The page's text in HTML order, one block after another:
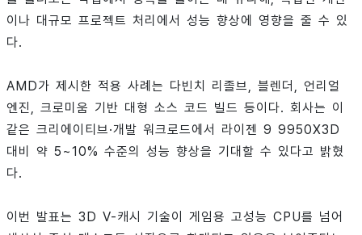
이나 대규모 프로젝트 처리에서 성능 향상에 영향을 줄 수 있
다.
AMD가 제시한 적용 사례는 다빈치 리졸브, 블렌더, 언리얼
엔진, 크로미움 기반 대형 소스 코드 빌드 등이다. 회사는 이
같은 크리에이티브·개발 워크로드에서 라이젠 9 9950X3D
대비 약 5~10% 수준의 성능 향상을 기대할 수 있다고 밝혔
다.
이번 발표는 3D V-캐시 기술이 게임용 고성능 CPU를 넘어